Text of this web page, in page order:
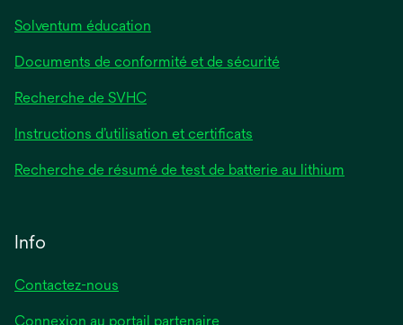
Solventum éducation
Documents de conformité et de sécurité
Recherche de SVHC
Instructions d’utilisation et certificats
Recherche de résumé de test de batterie au lithium
Info
Contactez-nous
Connexion au portail partenaire